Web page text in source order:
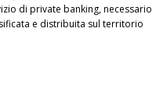
di private banking, necessario
e distribuita sul territorio